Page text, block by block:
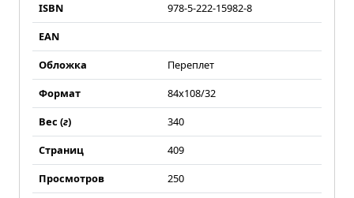
ISBN
978-5-222-15982-8
EAN
Обложка
Переплет
Формат
84х108/32
Вес (г)
340
Страниц
409
Просмотров
250